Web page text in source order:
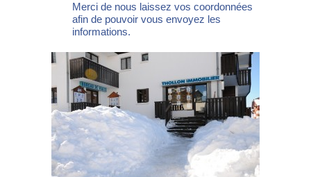
Merci de nous laissez vos coordonnées
afin de pouvoir vous envoyez les
informations.